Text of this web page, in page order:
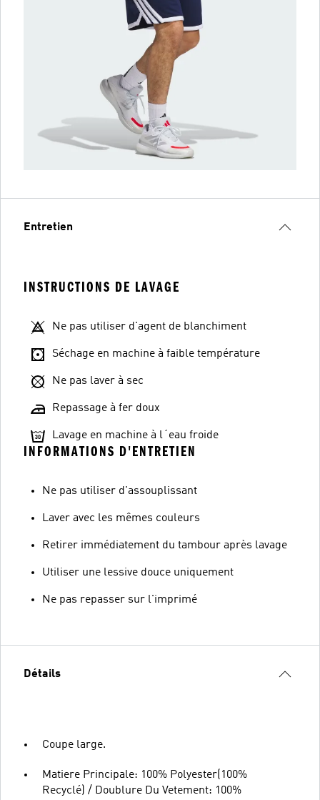
Entretien
INSTRUCTIONS DE LAVAGE
Ne pas utiliser d'agent de blanchiment
Séchage en machine à faible température
Ne pas laver à sec
Repassage à fer doux
Lavage en machine à l´eau froide
INFORMATIONS D'ENTRETIEN
Ne pas utiliser d'assouplissant
Laver avec les mêmes couleurs
Retirer immédiatement du tambour après lavage
Utiliser une lessive douce uniquement
Ne pas repasser sur l'imprimé
Détails
Coupe large.
Matiere Principale: 100% Polyester(100%
Recyclé) / Doublure Du Vetement: 100%